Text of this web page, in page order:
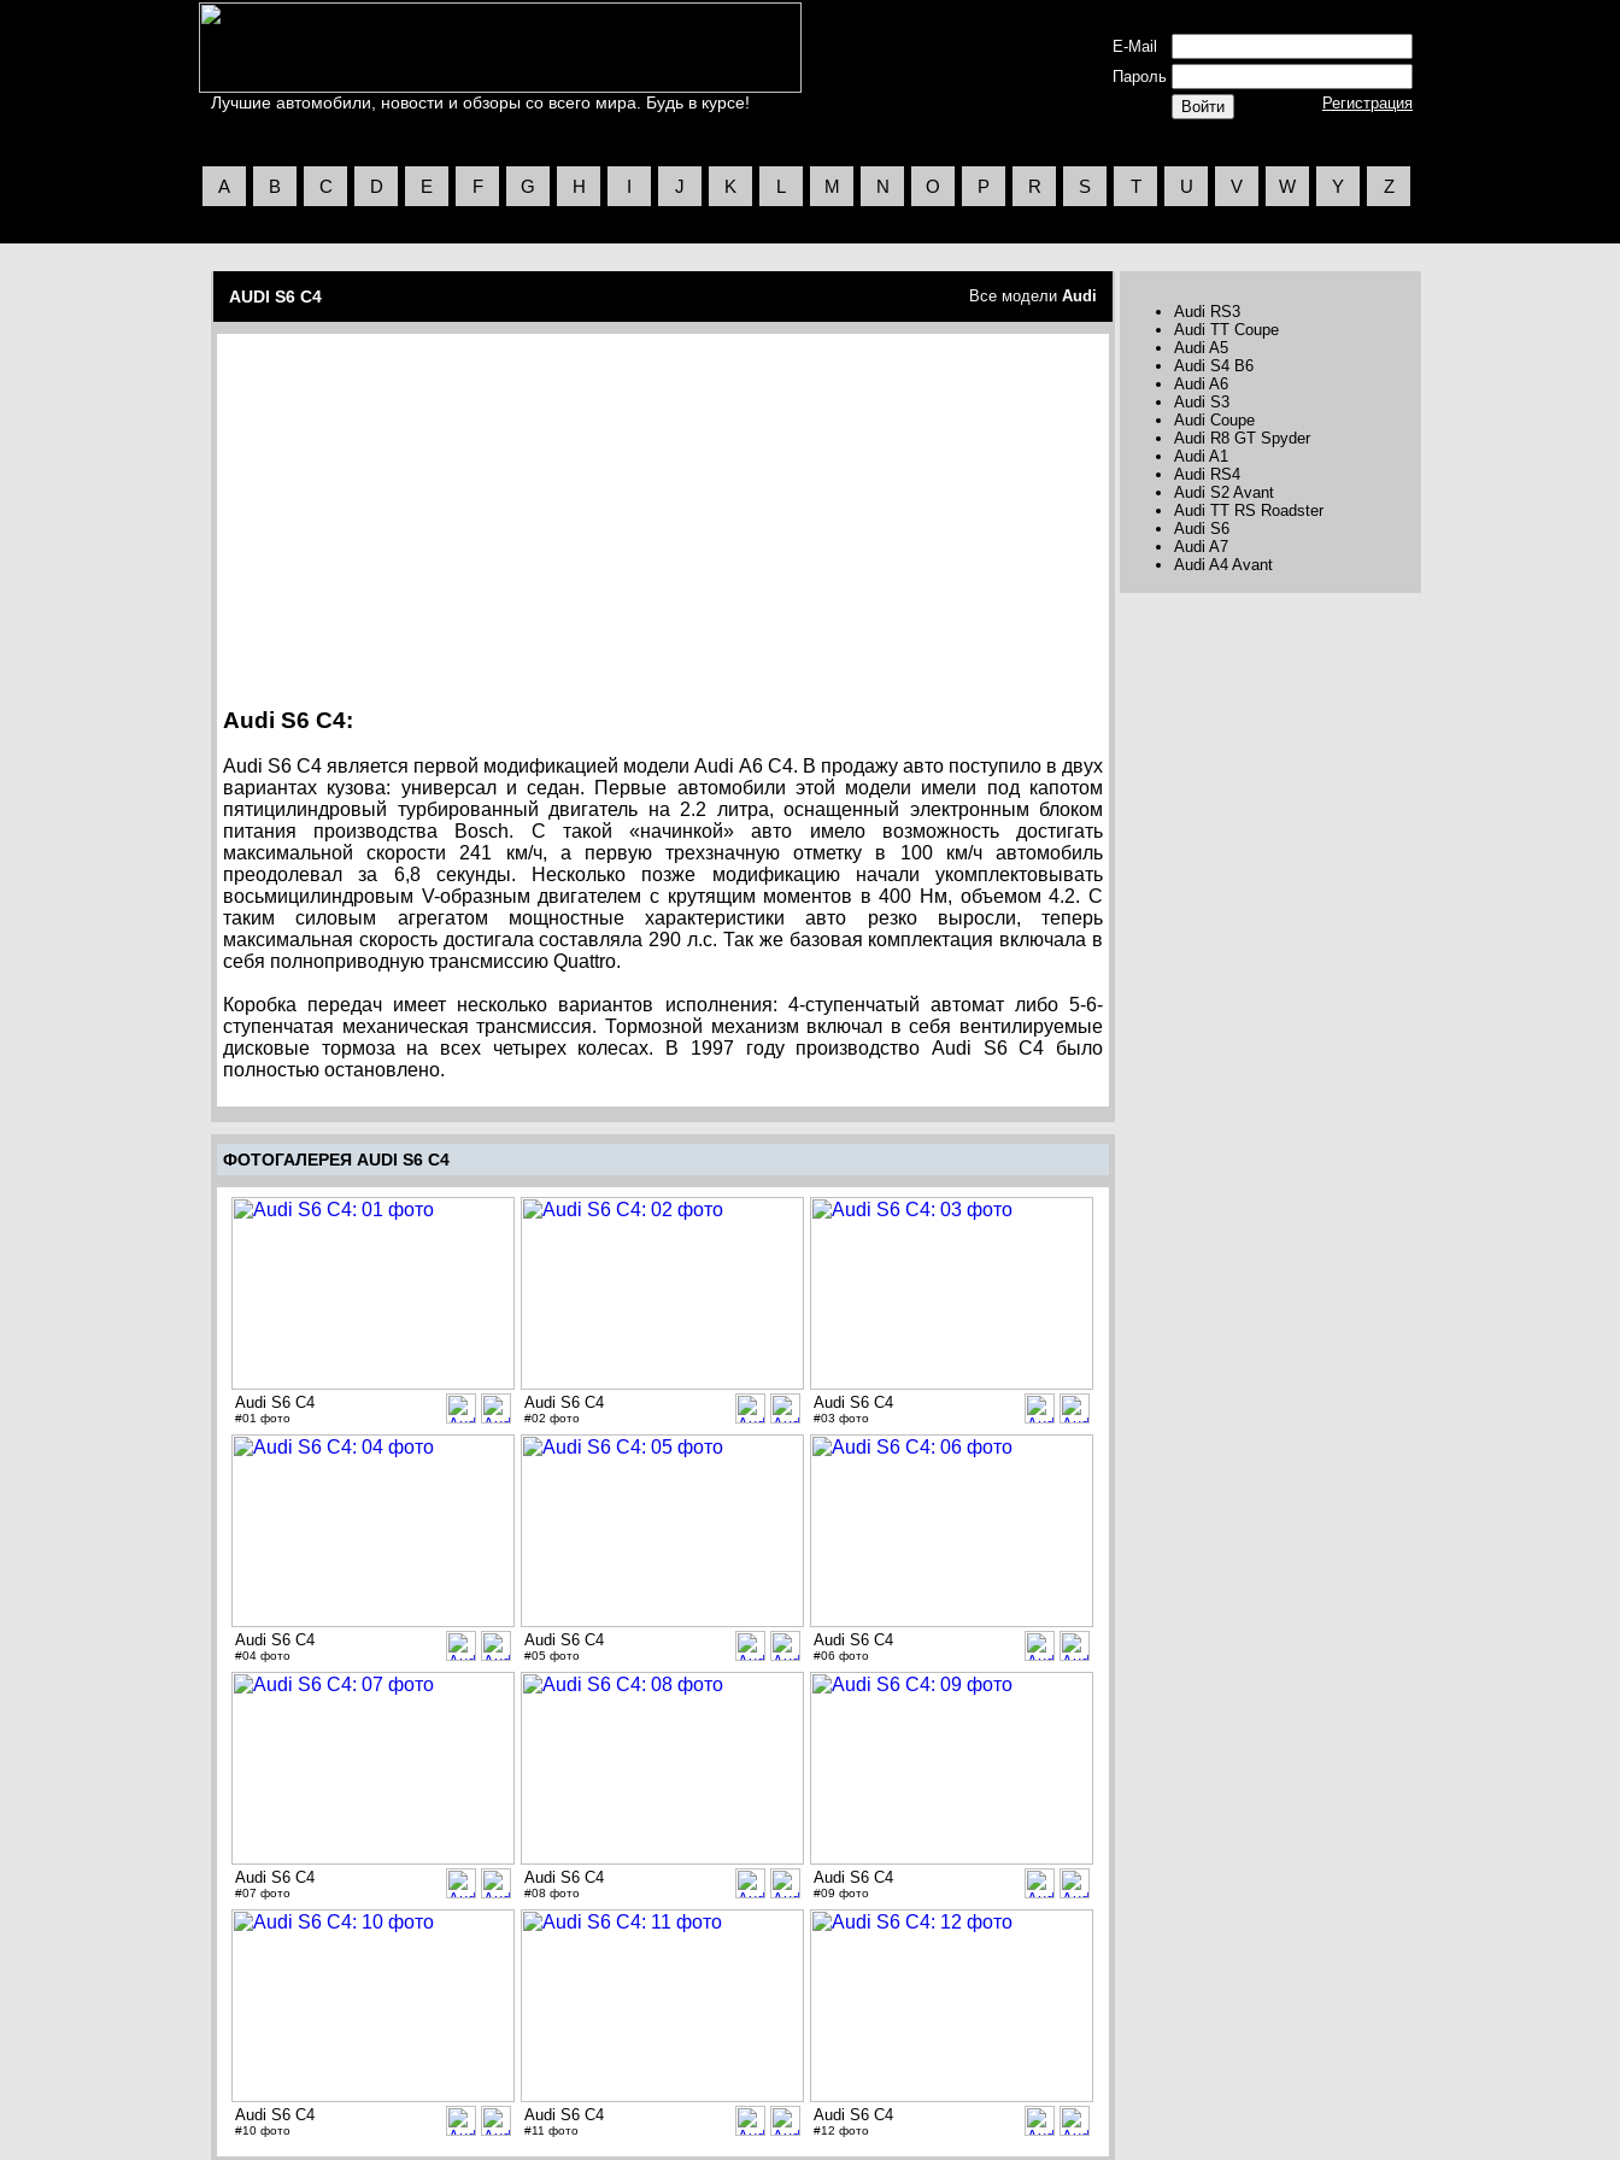
Лучшие автомобили, новости и обзоры со всего мира. Будь в курсе!
E-Mail
Пароль
Регистрация
A B C D E F G H I J K L M N O P R S T U V W Y Z
AUDI S6 C4 Все модели Audi
Audi S6 C4:
Audi S6 C4 является первой модификацией модели Audi А6 С4. В продажу авто поступило в двух
вариантах кузова: универсал и седан. Первые автомобили этой модели имели под капотом
пятицилиндровый турбированный двигатель на 2.2 литра, оснащенный электронным блоком
питания производства Bosch. С такой «начинкой» авто имело возможность достигать
максимальной скорости 241 км/ч, а первую трехзначную отметку в 100 км/ч автомобиль
преодолевал за 6,8 секунды. Несколько позже модификацию начали укомплектовывать
восьмицилиндровым V-образным двигателем с крутящим моментов в 400 Нм, объемом 4.2. С
таким силовым агрегатом мощностные характеристики авто резко выросли, теперь
максимальная скорость достигала составляла 290 л.с. Так же базовая комплектация включала в
себя полноприводную трансмиссию Quattro.
Коробка передач имеет несколько вариантов исполнения: 4-ступенчатый автомат либо 5-6-
ступенчатая механическая трансмиссия. Тормозной механизм включал в себя вентилируемые
дисковые тормоза на всех четырех колесах. В 1997 году производство Audi S6 C4 было
полностью остановлено.
ФОТОГАЛЕРЕЯ AUDI S6 C4
Audi S6 C4
#01 фото
Audi S6 C4
#02 фото
Audi S6 C4
#03 фото
Audi S6 C4
#04 фото
Audi S6 C4
#05 фото
Audi S6 C4
#06 фото
Audi S6 C4
#07 фото
Audi S6 C4
#08 фото
Audi S6 C4
#09 фото
Audi S6 C4
#10 фото
Audi S6 C4
#11 фото
Audi S6 C4
#12 фото
Audi RS3
Audi TT Coupe
Audi A5
Audi S4 B6
Audi A6
Audi S3
Audi Coupe
Audi R8 GT Spyder
Audi A1
Audi RS4
Audi S2 Avant
Audi TT RS Roadster
Audi S6
Audi A7
Audi A4 Avant